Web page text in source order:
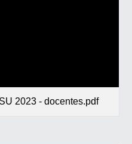
2023 - docentes.pdf